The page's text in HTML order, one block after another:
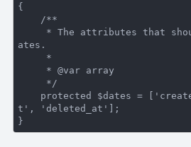
{
/**
ates.
     *
@var array
     */
protected
$dates = [
t' , 'deleted_at'
];